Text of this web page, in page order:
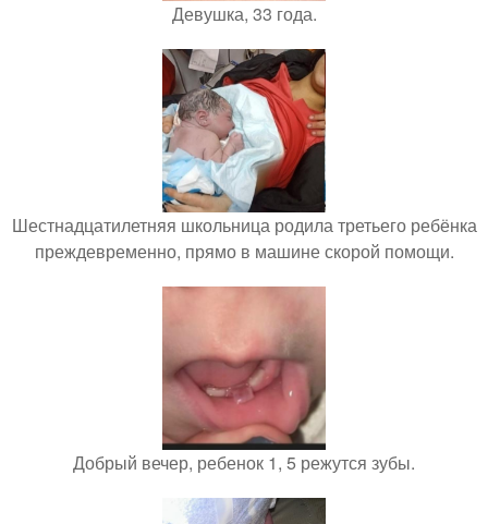
Девушка, 33 года.
Шестнадцатилетняя школьница родила третьего ребёнка
преждевременно, прямо в машине скорой помощи.
Добрый вечер, ребенок 1, 5 режутся зубы.